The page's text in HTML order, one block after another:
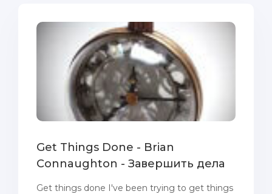
Get Things Done - Brian
Connaughton - Завершить дела
Get things done I've been trying to get things